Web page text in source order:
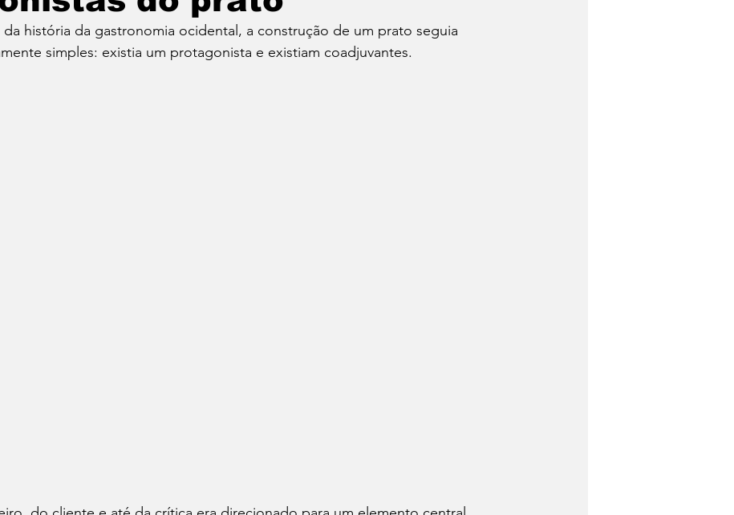
Dia do Bacon Dia do Pão de Queijo
história da gastronomia ocidental, a construção de um prato seguia
simples: existia um protagonista e existiam coadjuvantes.